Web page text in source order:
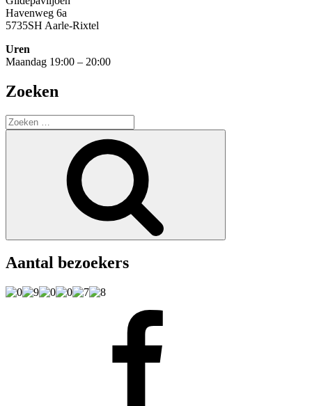
Havenweg 6a
5735SH Aarle-Rixtel
Uren
Maandag 19:00 – 20:00
Zoeken
Zoeken
naar:
Aantal bezoekers